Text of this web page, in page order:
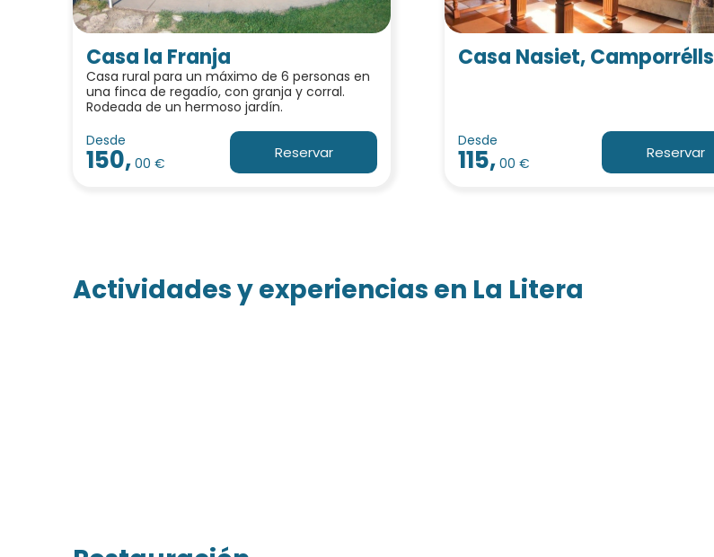
Casa la Franja
Casa rural para un máximo de 6 personas en
una finca de regadío, con granja y corral.
Rodeada de un hermoso jardín.
Desde
150, 00 €
Reservar
Casa Nasiet, Camporrélls
Desde
115, 00 €
Reservar
Actividades y experiencias en La Litera